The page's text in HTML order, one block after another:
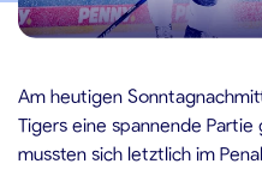
Am heutigen
Tigers eine spannende
mussten sich letztlich im